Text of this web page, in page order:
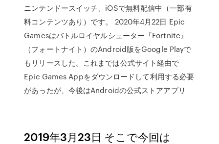
ニンテンドースイッチ、iOSで無料配信中（一部有
料コンテンツあり）です。 2020年4月22日 Epic
Gamesはバトルロイヤルシューター『Fortnite』
（フォートナイト）のAndroid版をGoogle Playで
もリリースした。これまでは公式サイト経由で
Epic Games Appをダウンロードして利用する必要
があったが、今後はAndroidの公式ストアアプリ
2019年3月23日 そこで今回は